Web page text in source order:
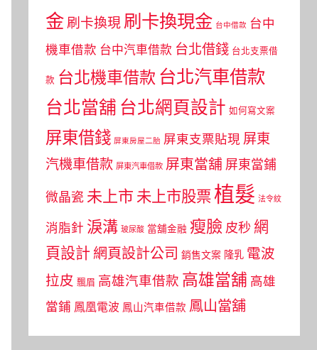
金 刷卡換現 刷卡換現金 台中借款 台中
機車借款 台中汽車借款 台北借錢 台北支票借
款 台北機車借款 台北汽車借款
台北當舖 台北網頁設計 如何寫文案
屏東借錢 屏東房屋二胎 屏東支票貼現 屏東
汽機車借款 屏東汽車借款 屏東當舖 屏東當鋪
微晶瓷 未上市 未上市股票植髮 法令紋
消脂針 淚溝 玻尿酸 當舖金融 瘦臉 皮秒 網
頁設計 網頁設計公司 銷售文案 隆乳 電波
拉皮 飄眉 高雄汽車借款 高雄當舖 高雄
當鋪 鳳凰電波 鳳山汽車借款 鳳山當舖